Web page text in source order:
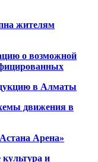
жителям
о возможной
в Алматы
движения в
Арена»
и